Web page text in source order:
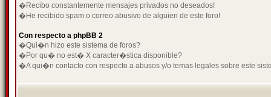
�Recibo constantemente mensajes privados no deseados!
�He recibido spam o correo abusivo de alguien de este foro!
Con respecto a phpBB 2
�Qui�n hizo este sistema de foros?
�Por qu� no est� X caracter�stica disponible?
�A qui�n contacto con respecto a abusos y/o temas legales sobre este